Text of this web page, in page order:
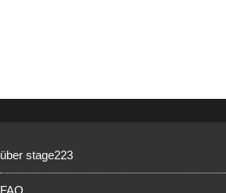
über stage223